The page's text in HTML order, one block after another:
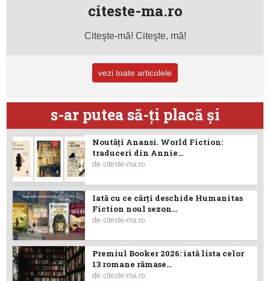
citeste-ma.ro
Citeşte-mă! Citeşte, mă!
vezi toate articolele
s-ar putea să-ţi placă şi
Noutăţi Anansi. World Fiction:
traduceri din Annie...
deciteste-ma.ro
Iată cu ce cărţi deschide Humanitas
Fiction noul sezon...
deciteste-ma.ro
Premiul Booker 2026: iată lista celor
13 romane rămase...
deciteste-ma.ro